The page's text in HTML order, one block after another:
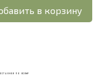
в корзину
ПО ВСЕМУ